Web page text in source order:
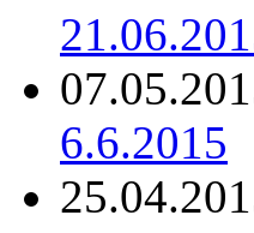
6.6.2015